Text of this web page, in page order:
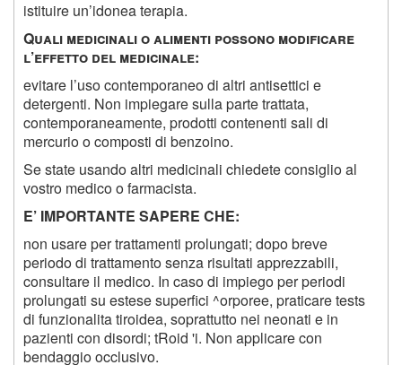
istituire un’idonea terapia.
Quali medicinali o alimenti possono modificare
l’effetto del medicinale:
evitare l’uso contemporaneo di altri antisettici e
detergenti. Non impiegare sulla parte trattata,
contemporaneamente, prodotti contenenti sali di
mercurio o composti di benzoino.
Se state usando altri medicinali chiedete consiglio al
vostro medico o farmacista.
E’ IMPORTANTE SAPERE CHE:
non usare per trattamenti prolungati; dopo breve
periodo di trattamento senza risultati apprezzabili,
consultare il medico. In caso di impiego per periodi
prolungati su estese superfici ^orporee, praticare tests
di funzionalita tiroidea, soprattutto nei neonati e in
pazienti con disordi; tRoid 'i. Non applicare con
bendaggio occlusivo.